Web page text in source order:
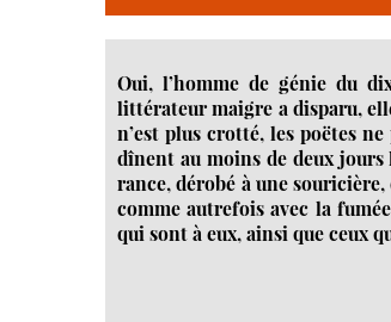
Oui, l’homme de génie du
littérateur maigre a disparu,
n’est plus crotté, les poëtes
dînent au moins de deux jours
rance, dérobé à une
comme autrefois avec la
qui sont à eux, ainsi que ceux